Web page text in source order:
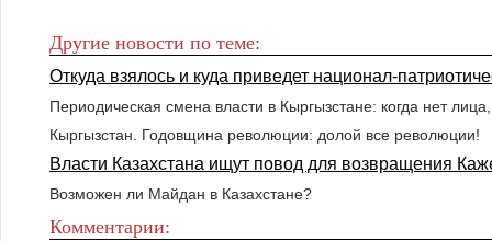
Другие новости по теме:
Откуда взялось и куда приведет национал-
Периодическая смена власти в Кыргызстане: когда нет
Кыргызстан. Годовщина революции: долой все революции!
Власти Казахстана ищут повод для возвращения
Возможен ли Майдан в Казахстане?
Комментарии: